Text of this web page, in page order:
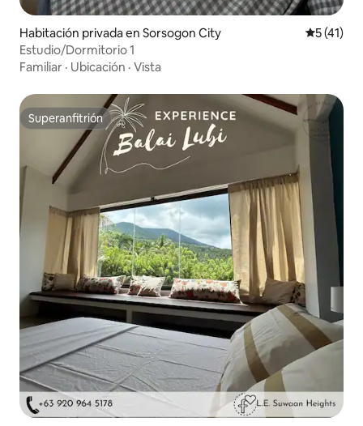
Habitación privada en Sorsogon City
5 (41)
Estudio/Dormitorio 1
Familiar · Ubicación · Vista
Superanfitrión
Superanfitrión